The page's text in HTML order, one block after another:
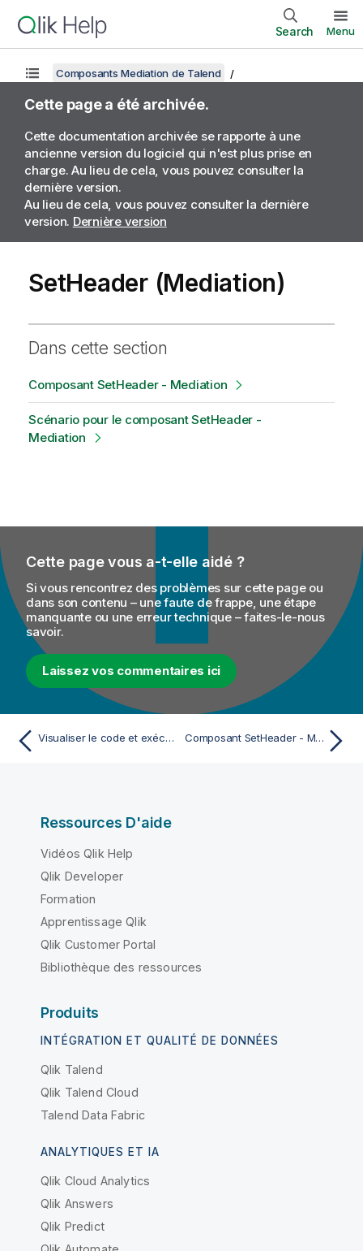
Search Menu
Composants Mediation de Talend
Cette page a été archivée.
Cette documentation archivée se rapporte à une
ancienne version du logiciel qui n'est plus prise en
charge. Au lieu de cela, vous pouvez consulter la
dernière version.
Au lieu de cela, vous pouvez consulter la dernière
version. Dernière version
SetHeader (Mediation)
Dans cette section
Composant SetHeader - Mediation
Scénario pour le composant SetHeader -
Mediation
Cette page vous a-t-elle aidé ?
Si vous rencontrez des problèmes sur cette page ou
dans son contenu – une faute de frappe, une étape
manquante ou une erreur technique – faites-le-nous
savoir.
Laissez vos commentaires ici
Visualiser le code et exécuter la Route Composant SetHeader - Mediation
Ressources D'aide
Vidéos Qlik Help
Qlik Developer
Formation
Apprentissage Qlik
Qlik Customer Portal
Bibliothèque des ressources
Produits
INTÉGRATION ET QUALITÉ DE DONNÉES
Qlik Talend
Qlik Talend Cloud
Talend Data Fabric
ANALYTIQUES ET IA
Qlik Cloud Analytics
Qlik Answers
Qlik Predict